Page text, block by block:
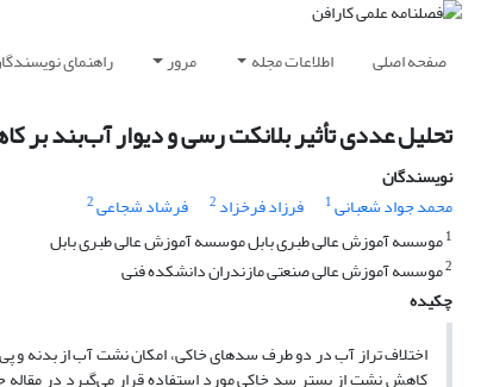
صفحه اصلی اطلاعات مجله مرور راهنمای
تحلیل عددی تأثیر بلانکت رسی و دیوار آب‌بند
نویسندگان
محمد جواد شعبانی1 فرزاد فرخزاد 2 فرشاد شجاعی2
1موسسه آموزش عالی طبری بابل موسسه آموزش عالی طبری بابل
2موسسه آموزش عالی صنعتی مازندران دانشکده فنی
چکیده
اختلاف تراز آب در دو طرف سد‌های خاکی، امکان نشت آب از بدنه و